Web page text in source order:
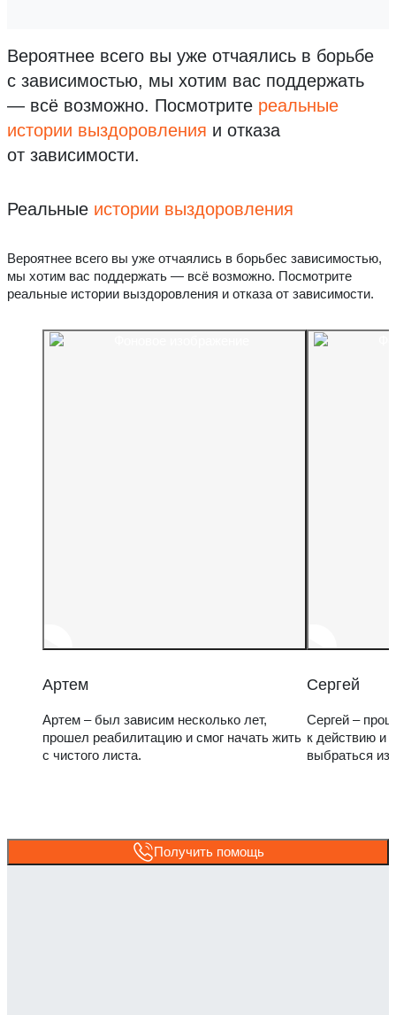
Вероятнее всего вы уже отчаялись в борьбе
с зависимостью, мы хотим вас поддержать
— всё возможно. Посмотрите реальные
истории выздоровления и отказа
от зависимости.
Реальные истории выздоровления
Вероятнее всего вы уже отчаялись в борьбес зависимостью,
мы хотим вас поддержать — всё возможно. Посмотрите
реальные истории выздоровления и отказа от зависимости.
Артем
Артем – был зависим несколько лет,
прошел реабилитацию и смог начать жить
с чистого листа.
Сергей
Сергей –
к действию и
выбраться из
Получить помощь